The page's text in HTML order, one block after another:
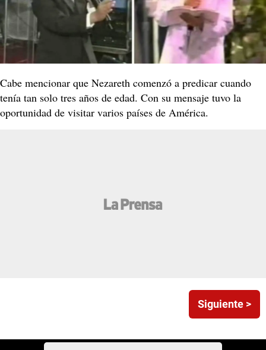
Cabe mencionar que Nezareth comenzó a predicar cuando
tenía tan solo tres años de edad. Con su mensaje tuvo la
oportunidad de visitar varios países de América.
Siguiente >